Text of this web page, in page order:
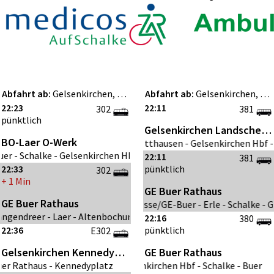
Abfahrt ab: Gelsenkirchen, VELTINS-Arena
22:23
pünktlich
302
BO-Laer O-Werk
- Schalke - Gelsenkirchen Hbf - Ückendorf - BO-
22:33
+ 1 Min
302
GE Buer Rathaus
- Laer - Altenbochum - Bochum Hbf - Wattenscheid -
22:36
E302
Gelsenkirchen Kennedyplatz
Rathaus - Kennedyplatz
GE-Buer Rathaus -
23:23
302
Bochum Lohring
GE- Buer - Schalke - Gelsenkirchen
23:33
GE Buer Rathaus
BO-Langendreer - Laer -
23:53
Gelsenkirchen Hbf
GE- Buer - Schalke - Gelsenkirchen
Abfahrt ab: Gelsenkirchen, Sport-Paradies
22:11
381
Gelsenkirchen Landschede
GE-Rotthausen - Gelsenkirchen Hbf
22:11
pünktlich
381
GE Buer Rathaus
GE-Resse/GE-Buer - Erle - Schalke
22:16
pünktlich
380
GE Buer Rathaus
Gelsenkirchen Hbf - Schalke - Buer